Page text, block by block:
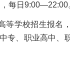
每日9:00—22:00
学校招生报名，
专、职业高中、